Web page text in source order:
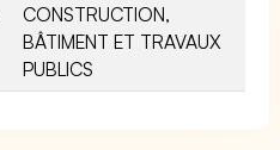
CONSTRUCTION,
BÂTIMENT ET TRAVAUX
PUBLICS